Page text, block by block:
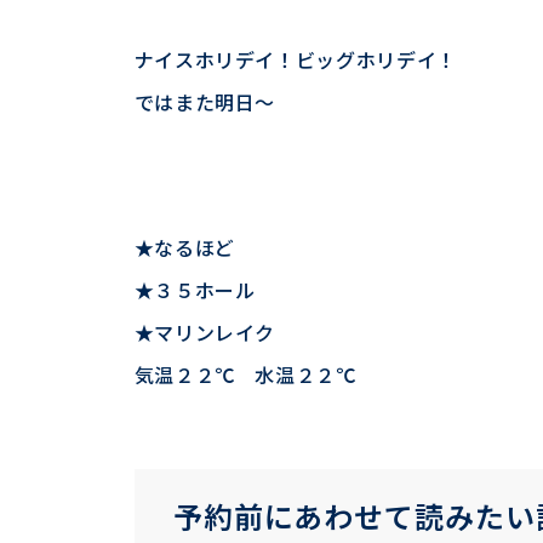
ナイスホリデイ！ビッグホリデイ！
ではまた明日～
★なるほど
★３５ホール
★マリンレイク
気温２２℃ 水温２２℃
予約前にあわせて読みた